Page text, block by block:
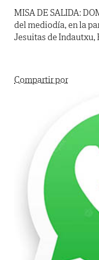
MISA DE SALIDA:
del mediodía, en la
Jesuitas de Indautxu,
Compartir por